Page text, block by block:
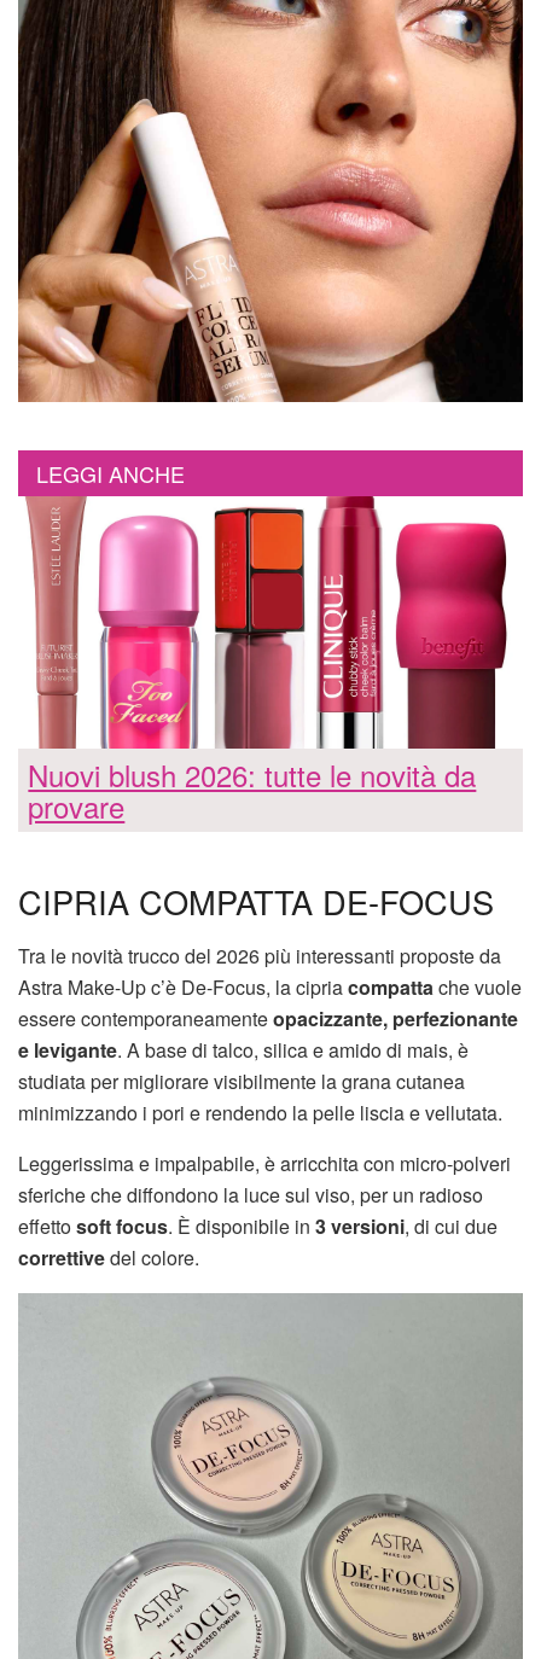
LEGGI ANCHE
Nuovi blush 2026: tutte le novità da
provare
CIPRIA COMPATTA DE-FOCUS
Tra le novità trucco del 2026 più interessanti proposte da
Astra Make-Up c’è De-Focus, la cipriacompatta che vuole
essere contemporaneamenteopacizzante, perfezionante
e levigante. A base di talco, silica e amido di mais, è
studiata per migliorare visibilmente la grana cutanea
minimizzando i pori e rendendo la pelle liscia e vellutata.
Leggerissima e impalpabile, è arricchita con micro-polveri
sferiche che diffondono la luce sul viso, per un radioso
effettosoft focus. È disponibile in 3 versioni, di cui due
correttivedel colore.